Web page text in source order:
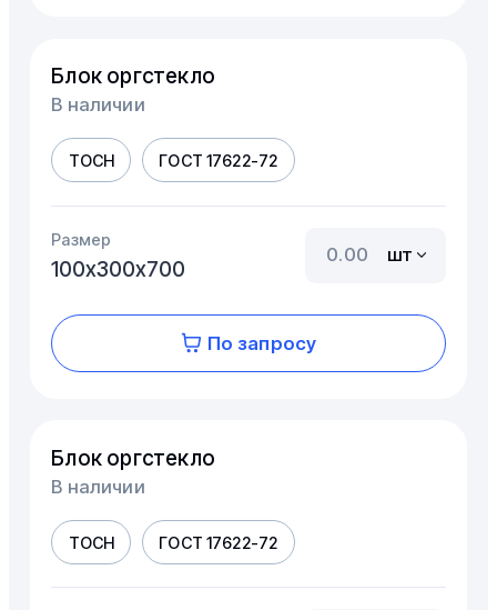
Блок оргстекло
В наличии
ТОСН ГОСТ 17622-72
Размер
100х300х700
шт
По запросу
Блок оргстекло
В наличии
ТОСН ГОСТ 17622-72